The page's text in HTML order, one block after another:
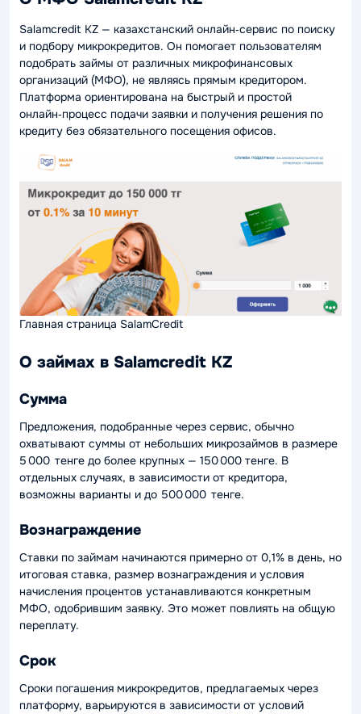
Salamcredit KZ — казахстанский онлайн‑сервис по поиску
и подбору микрокредитов. Он помогает пользователям
подобрать займы от различных микрофинансовых
организаций (МФО), не являясь прямым кредитором.
Платформа ориентирована на быстрый и простой
онлайн‑процесс подачи заявки и получения решения по
кредиту без обязательного посещения офисов.
Главная страница SalamCredit
О займах в Salamcredit KZ
Сумма
Предложения, подобранные через сервис, обычно
охватывают суммы от небольших микрозаймов в размере
5 000 тенге до более крупных — 150 000 тенге. В
отдельных случаях, в зависимости от кредитора,
возможны варианты и до 500 000 тенге.
Вознаграждение
Ставки по займам начинаются примерно от 0,1% в день, но
итоговая ставка, размер вознаграждения и условия
начисления процентов устанавливаются конкретным
МФО, одобрившим заявку. Это может повлиять на общую
переплату.
Срок
Сроки погашения микрокредитов, предлагаемых через
платформу, варьируются в зависимости от условий